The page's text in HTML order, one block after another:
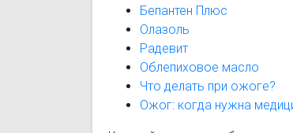
Бепантен Плюс
Олазоль
Радевит
Облепиховое масло
Что делать при ожоге?
Ожог: когда нужна